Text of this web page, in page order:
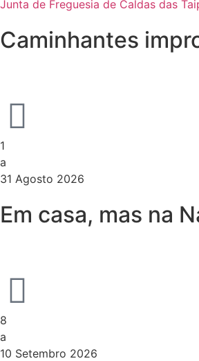
Junta de Freguesia de Caldas das
Caminhantes
1
a
31 Agosto 2026
Em casa, mas na
8
a
10 Setembro 2026